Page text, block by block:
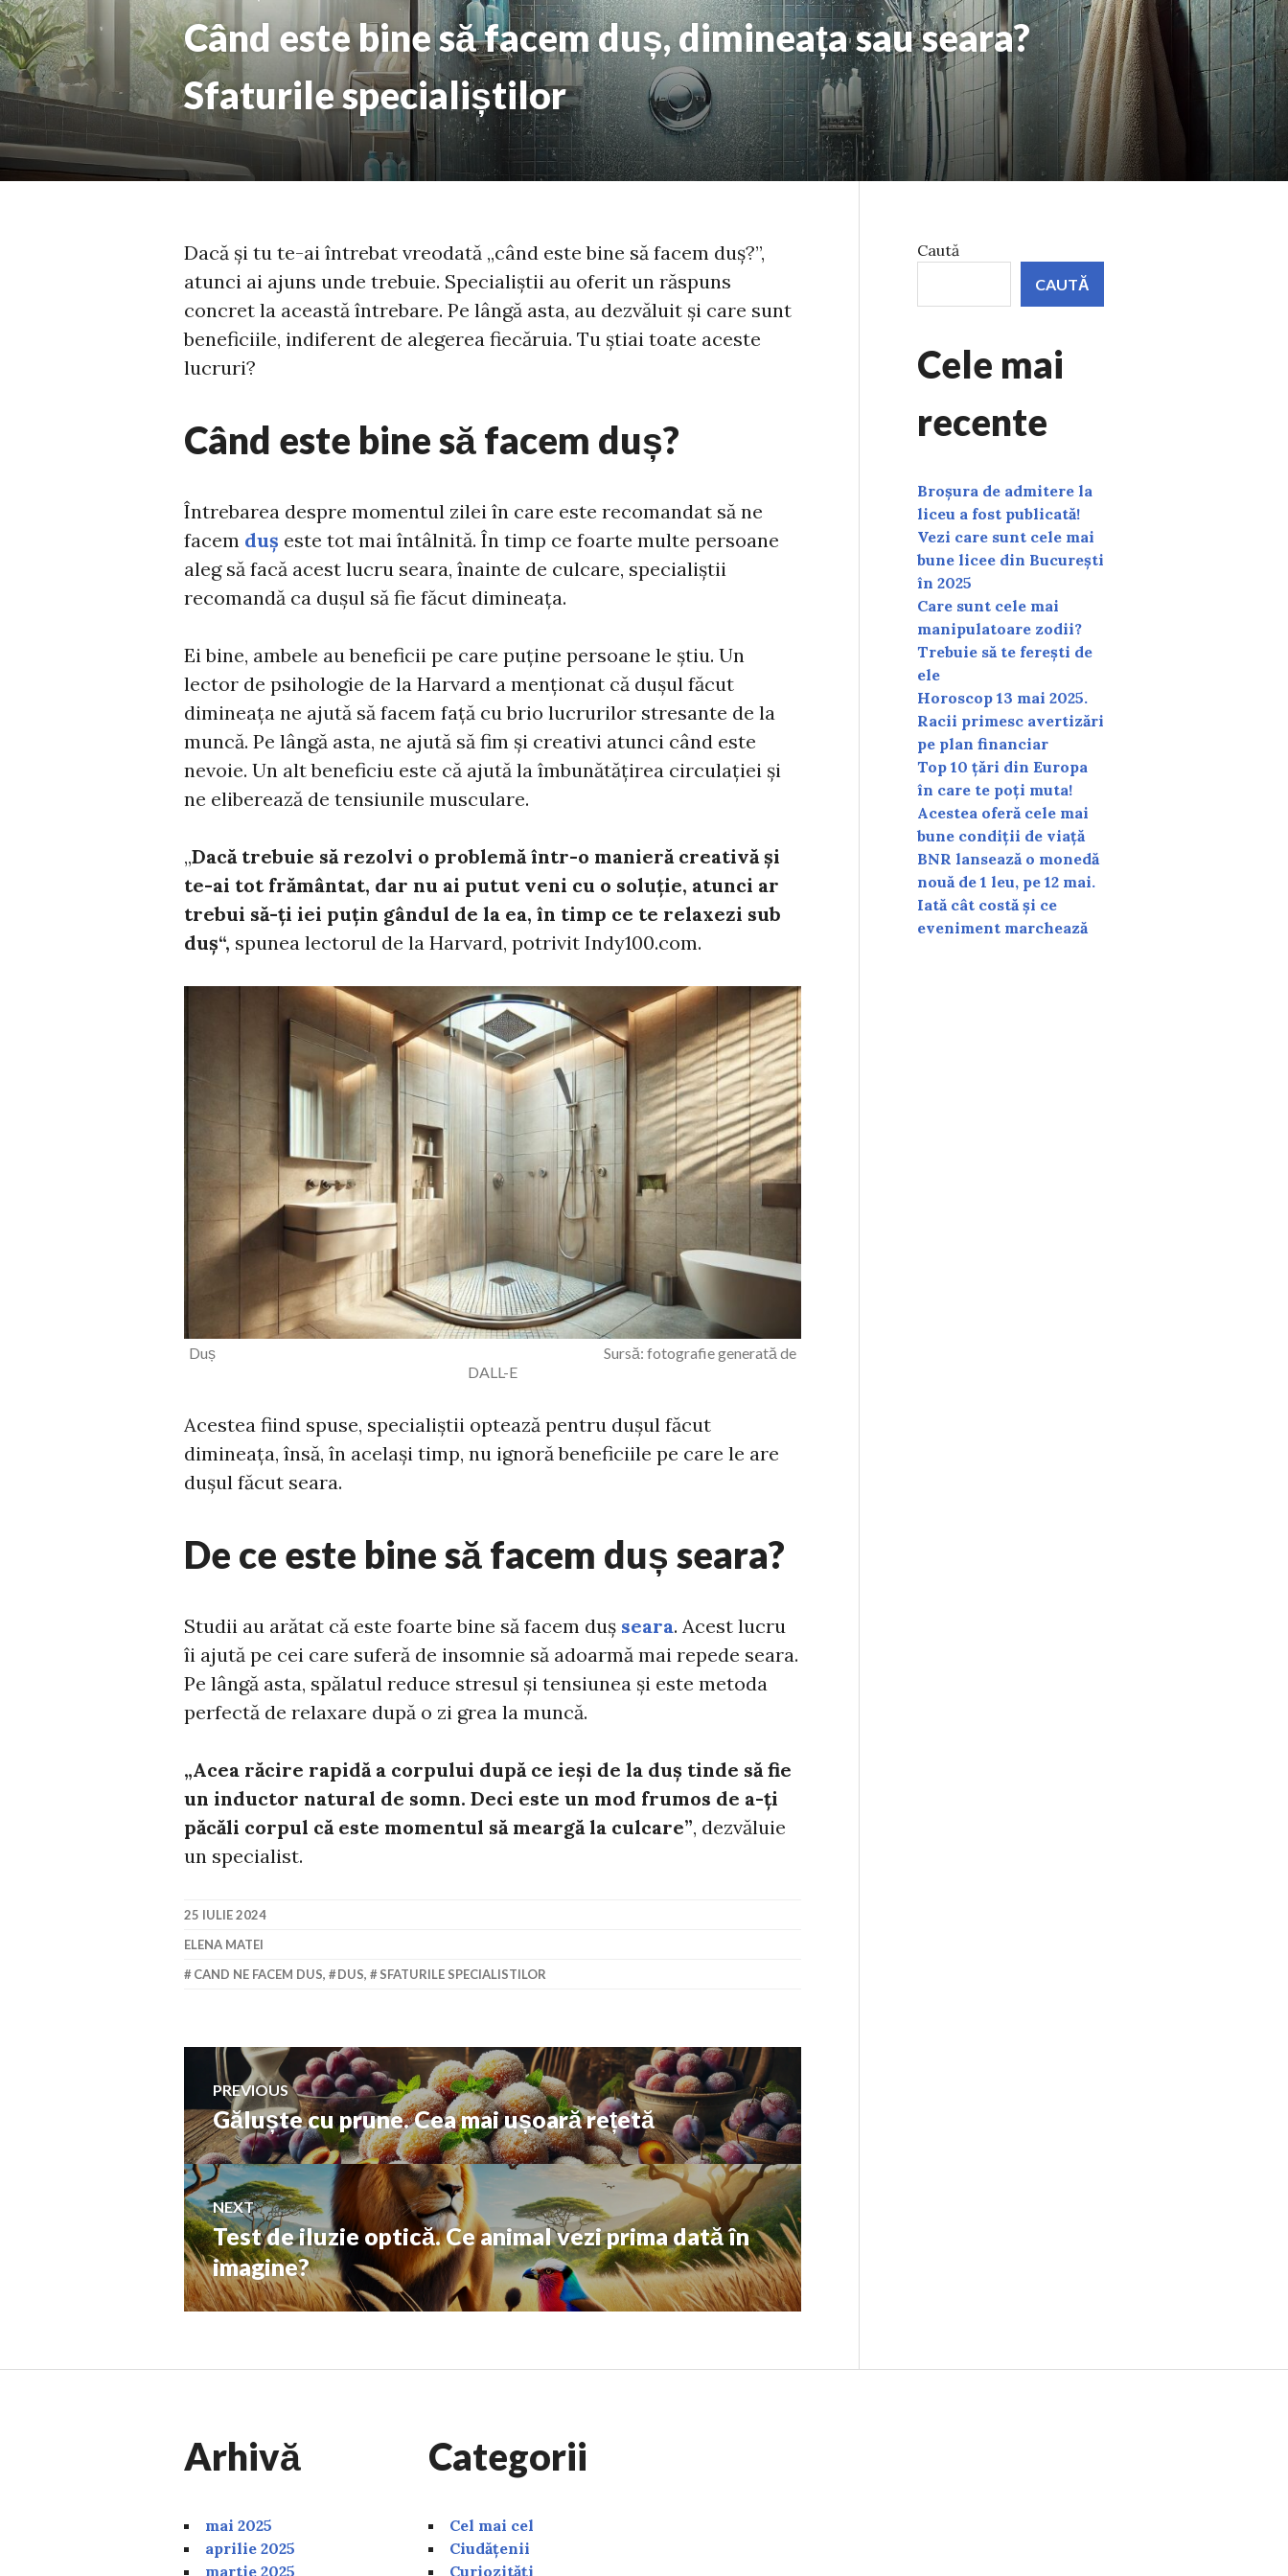
Când este bine să facem duș, dimineața sau seara?
Sfaturile specialiștilor
Dacă și tu te-ai întrebat vreodată „când este bine să facem duș?”,
atunci ai ajuns unde trebuie. Specialiștii au oferit un răspuns
concret la această întrebare. Pe lângă asta, au dezvăluit și care sunt
beneficiile, indiferent de alegerea fiecăruia. Tu știai toate aceste
lucruri?
Când este bine să facem duș?
Întrebarea despre momentul zilei în care este recomandat să ne
facem duș este tot mai întâlnită. În timp ce foarte multe persoane
aleg să facă acest lucru seara, înainte de culcare, specialiștii
recomandă ca dușul să fie făcut dimineața.
Ei bine, ambele au beneficii pe care puține persoane le știu. Un
lector de psihologie de la Harvard a menționat că dușul făcut
dimineața ne ajută să facem față cu brio lucrurilor stresante de la
muncă. Pe lângă asta, ne ajută să fim și creativi atunci când este
nevoie. Un alt beneficiu este că ajută la îmbunătățirea circulației și
ne eliberează de tensiunile musculare.
„Dacă trebuie să rezolvi o problemă într-o manieră creativă și
te-ai tot frământat, dar nu ai putut veni cu o soluție, atunci ar
trebui să-ţi iei puţin gândul de la ea, în timp ce te relaxezi sub
duş“, spunea lectorul de la Harvard, potrivit Indy100.com.
Duș Sursă: fotografie generată de
DALL-E
Acestea fiind spuse, specialiștii optează pentru dușul făcut
dimineața, însă, în același timp, nu ignoră beneficiile pe care le are
dușul făcut seara.
De ce este bine să facem duș seara?
Studii au arătat că este foarte bine să facem duș seara. Acest lucru
îi ajută pe cei care suferă de insomnie să adoarmă mai repede seara.
Pe lângă asta, spălatul reduce stresul și tensiunea și este metoda
perfectă de relaxare după o zi grea la muncă.
„Acea răcire rapidă a corpului după ce ieşi de la duş tinde să fie
un inductor natural de somn. Deci este un mod frumos de a-ţi
păcăli corpul că este momentul să meargă la culcare”, dezvăluie
un specialist.
25 IULIE 2024
ELENA MATEI
CAND NE FACEM DUS, DUS, SFATURILE SPECIALISTILOR
Navigare
în
articole
PREVIOUS
Previous
post:
Găluște cu prune. Cea mai ușoară rețetă
NEXT
Next
post:
Test de iluzie optică. Ce animal vezi prima dată în
imagine?
Caută
CAUTĂ
Cele mai
recente
Broșura de admitere la
liceu a fost publicată!
Vezi care sunt cele mai
bune licee din București
în 2025
Care sunt cele mai
manipulatoare zodii?
Trebuie să te ferești de
ele
Horoscop 13 mai 2025.
Racii primesc avertizări
pe plan financiar
Top 10 țări din Europa
în care te poți muta!
Acestea oferă cele mai
bune condiții de viață
BNR lansează o monedă
nouă de 1 leu, pe 12 mai.
Iată cât costă și ce
eveniment marchează
Arhivă
mai 2025
aprilie 2025
martie 2025
Categorii
Cel mai cel
Ciudățenii
Curiozități